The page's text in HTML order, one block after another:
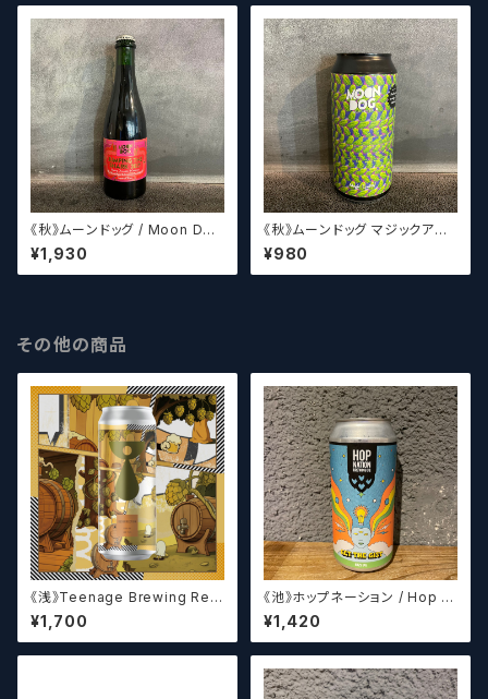
《秋》ムーンドッグ / Moon Dog
Jumping The Shark 2021
¥1,930
《秋》ムーンドッグ マジックアイP
A / Moon Dog Magic Eye P
A
¥980
その他の商品
《浅》Teenage Brewing Res
urrection // レザレクション【ク
ラフトビール】
¥1,700
《池》ホップネーション / Hop N
ation Get The Gist
¥1,420